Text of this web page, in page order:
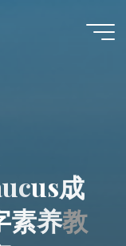
ucus成
素养教